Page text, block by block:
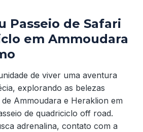
Passeio de Safari
em Ammoudara
de viver uma aventura
explorando as belezas
Ammoudara e Heraklion em
de quadriciclo off road.
adrenalina, contato com a